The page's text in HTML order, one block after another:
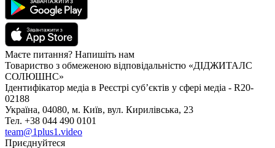
Маєте питання? Напишіть нам
Товариство з обмеженою відповідальністю «ДІДЖИТАЛС
СОЛЮШНС»
Ідентифікатор медіа в Реєстрі суб’єктів у сфері медіа - R20-
02188
Україна, 04080, м. Київ, вул. Кирилівська, 23
Тел. +38 044 490 0101
team@1plus1.video
Приєднуйтеся